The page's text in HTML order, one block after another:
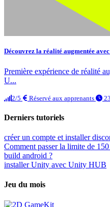
Découvrez la réalité augmentée
Première expérience de réalité
U...
2/5 Réservé aux apprenants
Derniers tutoriels
créer un compte et installer
Comment passer la limite de
build android ?
installer Unity avec Unity HUB
Jeu du mois